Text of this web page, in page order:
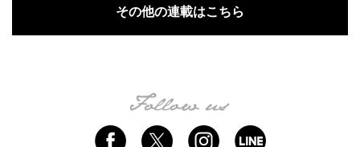
その他の連載はこちら